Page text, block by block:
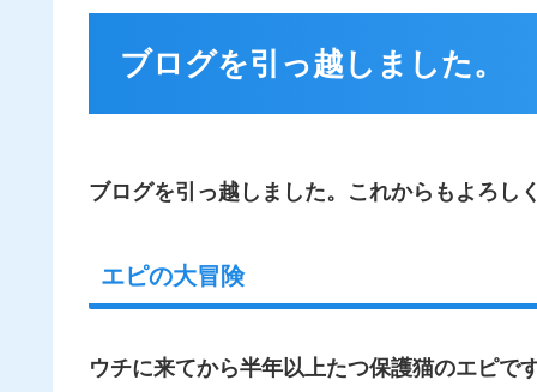
ブログを引っ越しました。
ブログを引っ越しました。これからもよろし
エピの大冒険
ウチに来てから半年以上たつ保護猫のエピで